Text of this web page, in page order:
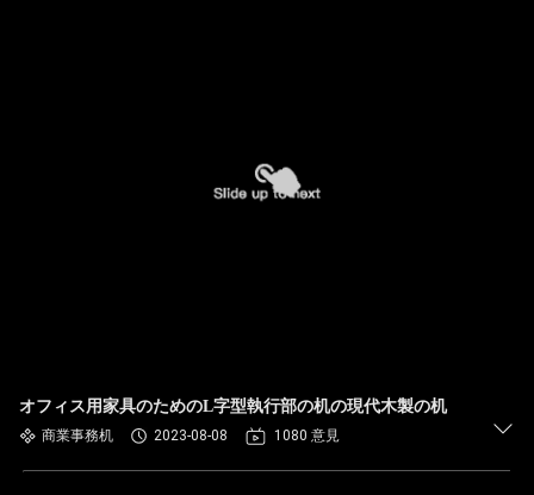
オフィス用家具のためのL字型執行部の机の現代木製の机
商業事務机 2023-08-08 1080 意見